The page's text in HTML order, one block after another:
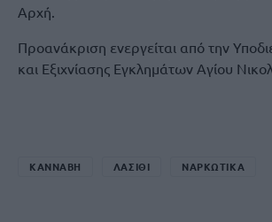
Αρχή.
Προανάκριση ενεργείται από την
και Εξιχνίασης Εγκλημάτων Αγίου
ΚΑΝΝΑΒΗ ΛΑΣΙΘΙ ΝΑΡΚΩΤΙΚΑ